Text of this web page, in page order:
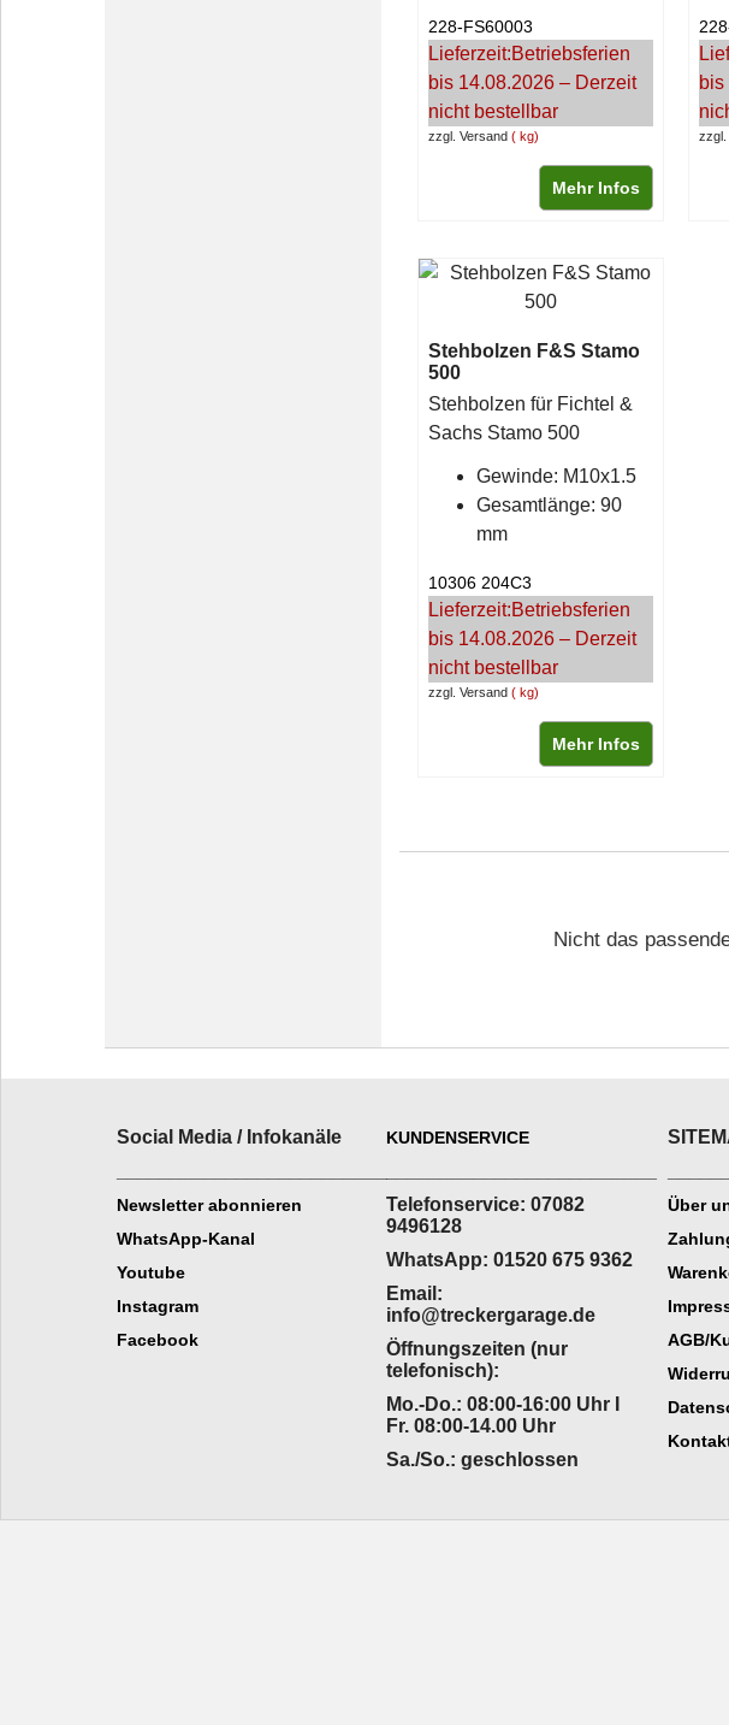
zzgl. Versand kg
228-FS60003
Lieferzeit:Betriebsferien
bis 14.08.2026 – Derzeit
nicht bestellbar
Mehr Infos
zzgl.
Stehbolzen F&S Stamo
500
Stehbolzen für Fichtel &
Sachs Stamo 500
Gewinde: M10x1.5
Gesamtlänge: 90
mm
zzgl. Versand kg
10306 204C3
Lieferzeit:Betriebsferien
bis 14.08.2026 – Derzeit
nicht bestellbar
Mehr Infos
Nicht das
Social Media / Infokanäle
Newsletter abonnieren
WhatsApp-Kanal
Youtube
Instagram
Facebook
KUNDENSERVICE
Telefonservice: 07082
9496128
WhatsApp: 01520 675 9362
Email:
info@treckergarage.de
Öffnungszeiten (nur
telefonisch):
Mo.-Do.: 08:00-16:00 Uhr I
Fr. 08:00-14.00 Uhr
Sa./So.: geschlossen
Über
AGB/